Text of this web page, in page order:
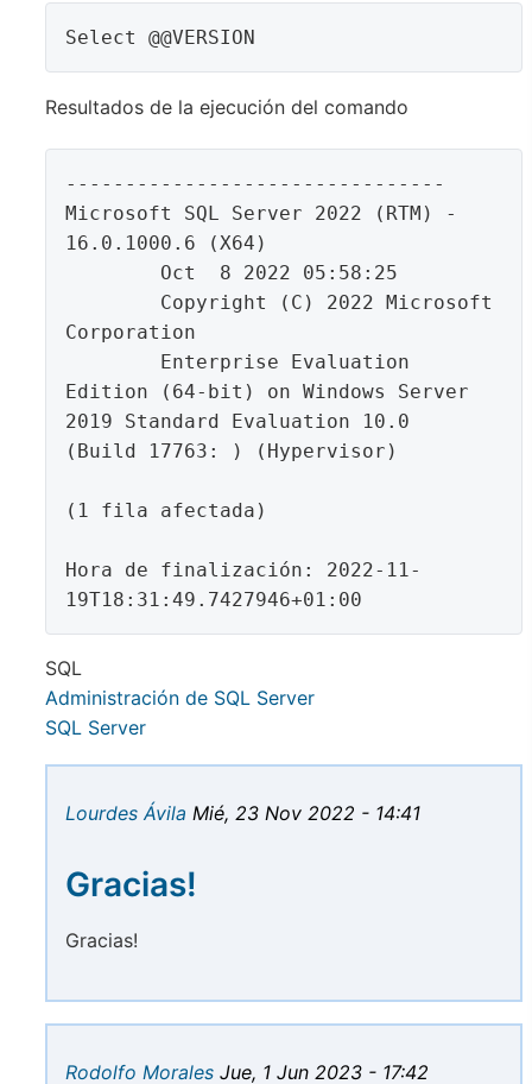
Select @@VERSION
Resultados de la ejecución del comando
--------------------------------
Microsoft SQL Server 2022 (RTM) -
16.0.1000.6 (X64)
Corporation
Edition (64-bit) on Windows Server
(Build 17763: ) (Hypervisor)
(1 fila afectada)
Hora de finalización: 2022-11-
19T18:31:49.7427946+01:00
SQL
Administración de SQL Server
SQL Server
Lourdes Ávila Mié, 23 Nov 2022 - 14:41
Gracias!
Gracias!
Rodolfo Morales Jue, 1 Jun 2023 - 17:42